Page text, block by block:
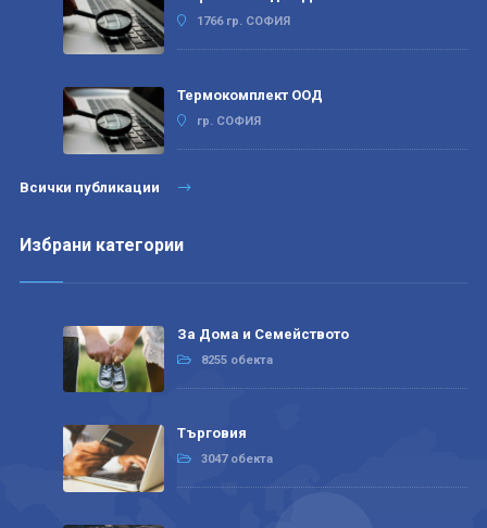
1766 гр. СОФИЯ
Термокомплект ООД
гр. СОФИЯ
Всички публикации
Избрани категории
За Дома и Семейството
8255 обекта
Търговия
3047 обекта